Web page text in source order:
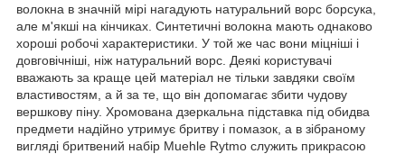
волокна в значній мірі нагадують натуральний ворс борсука,
але м'якші на кінчиках. Синтетичні волокна мають однаково
хороші робочі характеристики. У той же час вони міцніші і
довговічніші, ніж натуральний ворс. Деякі користувачі
вважають за краще цей матеріал не тільки завдяки своїм
властивостям, а й за те, що він допомагає збити чудову
вершкову піну. Хромована дзеркальна підставка під обидва
предмети надійно утримує бритву і помазок, а в зібраному
вигляді бритвений набір Muehle Rytmo служить прикрасою